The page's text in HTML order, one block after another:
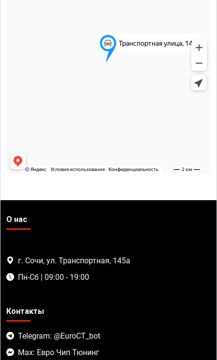
О нас
г. Сочи, ул. Транспортная, 145а
Пн-Сб | 09:00 - 19:00
Контакты
Telegram: @EuroCT_bot
Max: Евро Чип Тюнинг